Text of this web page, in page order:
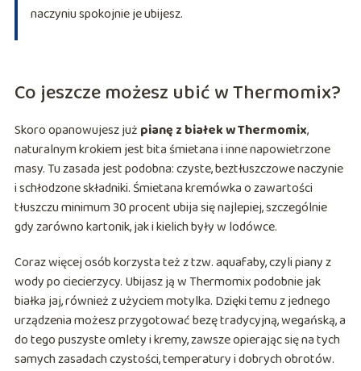
naczyniu spokojnie je ubijesz.
Co jeszcze możesz ubić w Thermomix?
Skoro opanowujesz już pianę z białek w Thermomix,
naturalnym krokiem jest bita śmietana i inne napowietrzone
masy. Tu zasada jest podobna: czyste, beztłuszczowe naczynie
i schłodzone składniki. Śmietana kremówka o zawartości
tłuszczu minimum 30 procent ubija się najlepiej, szczególnie
gdy zarówno kartonik, jak i kielich były w lodówce.
Coraz więcej osób korzysta też z tzw. aquafaby, czyli piany z
wody po ciecierzycy. Ubijasz ją w Thermomix podobnie jak
białka jaj, również z użyciem motylka. Dzięki temu z jednego
urządzenia możesz przygotować bezę tradycyjną, wegańską, a
do tego puszyste omlety i kremy, zawsze opierając się na tych
samych zasadach czystości, temperatury i dobrych obrotów.